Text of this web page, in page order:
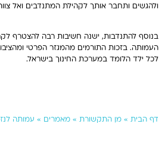
ולהגשים ותחבר אותך לקהילת המתנדבים ואל
בנוסף להתנדבות, ישנה חשיבות רבה להצטרף
העמותה. בזכות התורמים מהמגזר הפרטי
לכל ילד הלומד במערכת החינוך בישראל.
דף הבית » מן התקשורת » מאמרים » עמותה